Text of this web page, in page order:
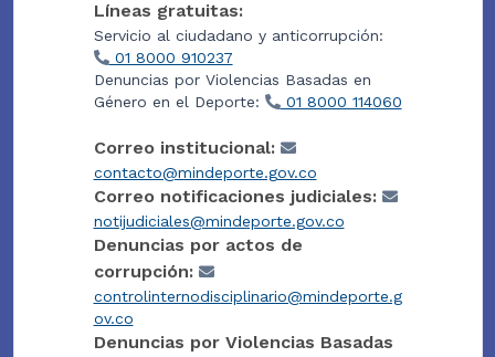
Líneas gratuitas:
Servicio al ciudadano y anticorrupción:
01 8000 910237
Denuncias por Violencias Basadas en
Género en el Deporte:
01 8000 114060
Correo institucional:
contacto@mindeporte.gov.co
Correo notificaciones judiciales:
notijudiciales@mindeporte.gov.co
Denuncias por actos de
corrupción:
controlinternodisciplinario@mindeporte.g
ov.co
Denuncias por Violencias Basadas